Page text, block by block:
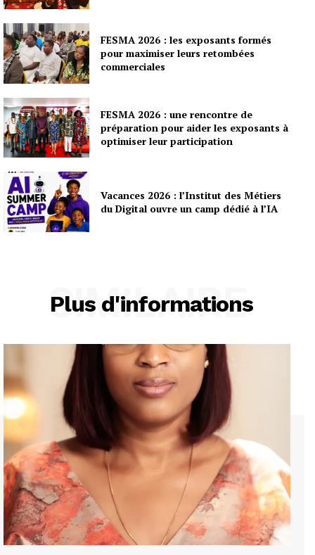
FESMA 2026 : les exposants formés
pour maximiser leurs retombées
commerciales
FESMA 2026 : une rencontre de
préparation pour aider les exposants à
optimiser leur participation
Vacances 2026 : l’Institut des Métiers
du Digital ouvre un camp dédié à l’IA
Plus d'informations
SIMILAIRE